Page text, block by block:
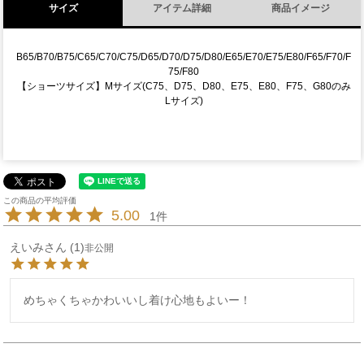
サイズ アイテム詳細 商品イメージ
B65/B70/B75/C65/C70/C75/D65/D70/D75/D80/E65/E70/E75/E80/F65/F70/F
75/F80
【ショーツサイズ】Mサイズ(C75、D75、D80、E75、E80、F75、G80のみ
Lサイズ)
5.00 1
えいみ 1 非公開
めちゃくちゃかわいいし着け心地もよいー！